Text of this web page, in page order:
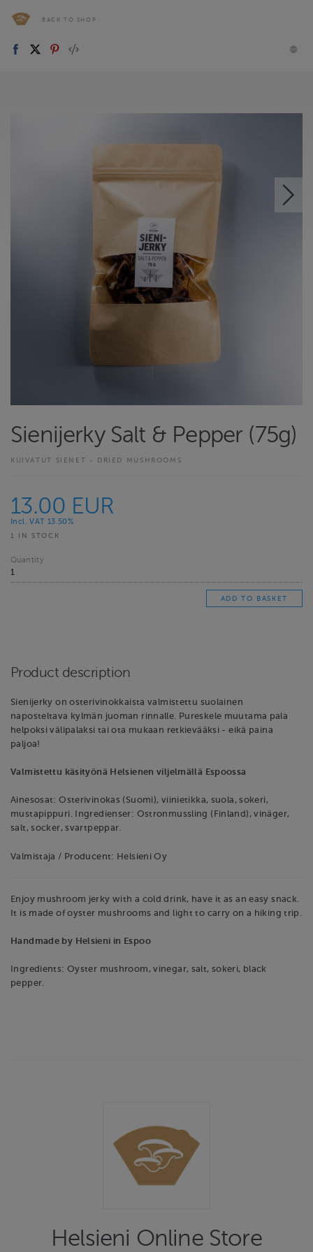
BACK TO SHOP
Sienijerky Salt & Pepper (75g)
KUIVATUT SIENET - DRIED MUSHROOMS
13.00 EUR
Incl. VAT 13.50%
1 IN STOCK
Quantity
Product description
Sienijerky on osterivinokkaista valmistettu suolainen
naposteltava kylmän juoman rinnalle. Pureskele muutama pala
helpoksi välipalaksi tai ota mukaan retkievääksi - eikä paina
paljoa!
Valmistettu käsityönä Helsienen viljelmällä Espoossa
Ainesosat: Osterivinokas (Suomi), viinietikka, suola, sokeri,
mustapippuri. Ingredienser: Ostronmussling (Finland), vinäger,
salt, socker, svartpeppar.
Valmistaja / Producent: Helsieni Oy
Enjoy mushroom jerky with a cold drink, have it as an easy snack.
It is made of oyster mushrooms and light to carry on a hiking trip.
Handmade by Helsieni in Espoo
Ingredients: Oyster mushroom, vinegar, salt, sokeri, black
pepper.
Helsieni Online Store